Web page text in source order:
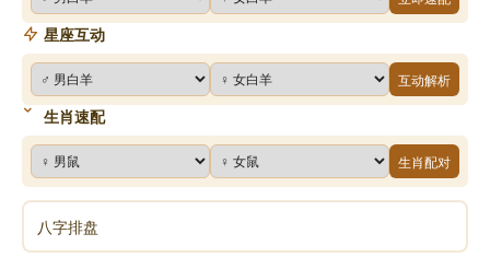
五、理性看待格局
不执凶谶：滚浪桃花仅标志命主情感模式的特殊
挑战，并非注定祸患。如历史人物唐伯虎（桃花满盘而
才华横溢），说明能量可通过文化修养转化。
全局为重：需结合四柱五行旺衰、用神配置综合
判断。若命局中正印有力、官星清透，可大幅减轻负面
作用。
星座互动
互动解析
生肖速配
生肖配对
八字排盘